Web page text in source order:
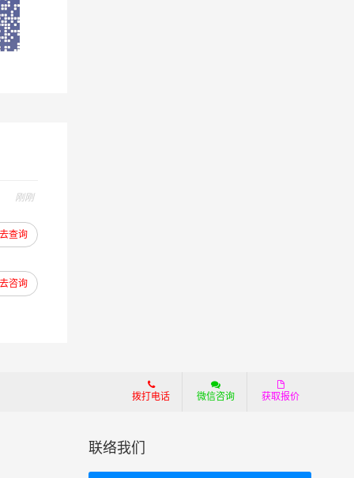
刚刚
查询
咨询
拨打电话 微信咨询 获取报价
联络我们